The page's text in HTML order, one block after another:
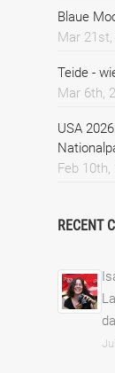
Blaue
Mar
Teide -
Mar 6th,
USA
Feb 10th,
RECENT